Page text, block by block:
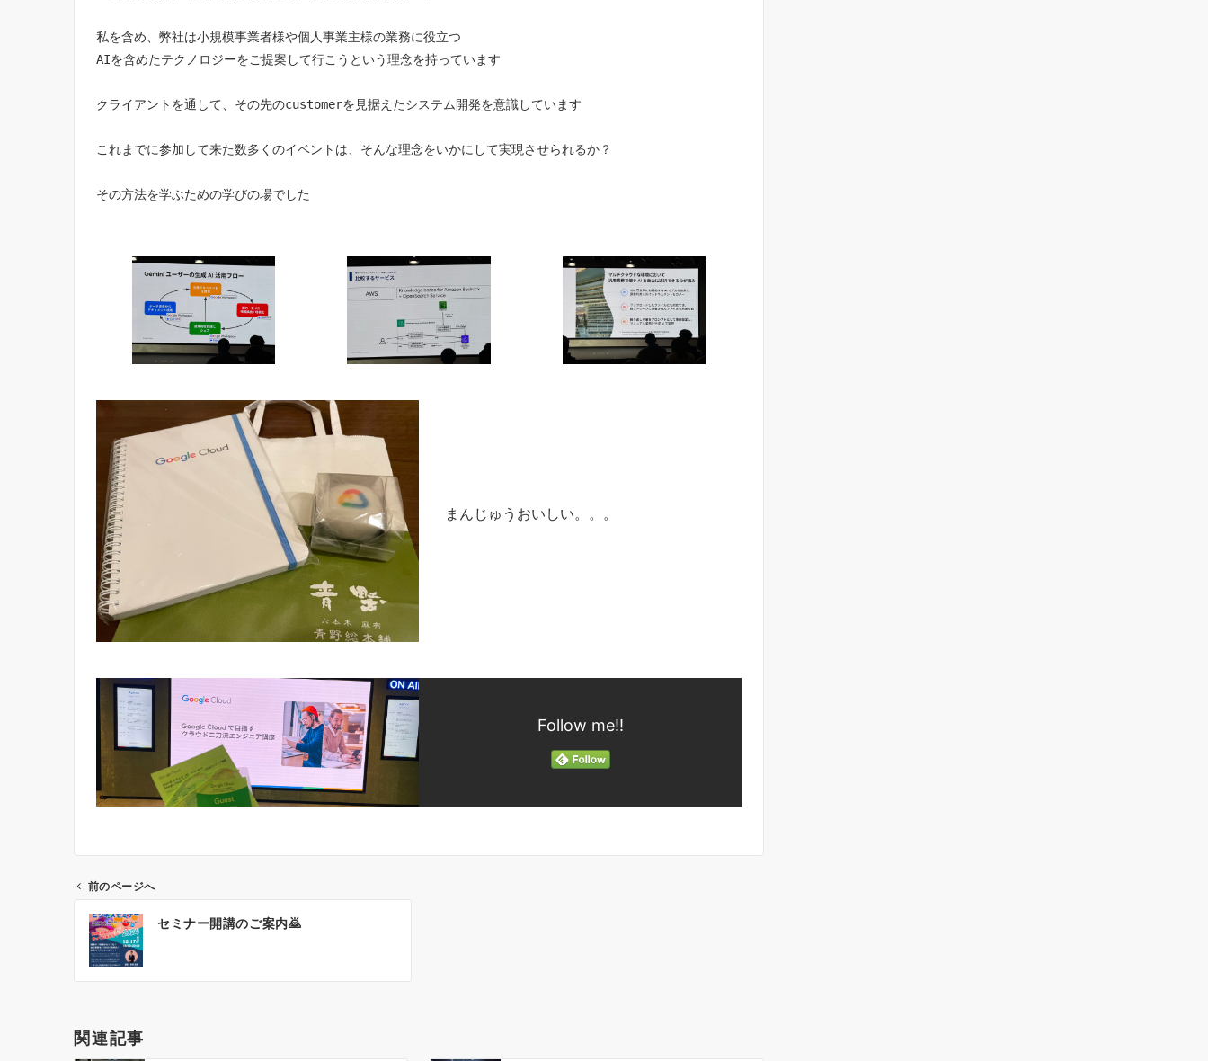
私を含め、弊社は小規模事業者様や個人事業主様の業務に役立つ
AIを含めたテクノロジーをご提案して行こうという理念を持っています
クライアントを通して、その先のcustomerを見据えたシステム開発を意識しています
これまでに参加して来た数多くのイベントは、そんな理念をいかにして実現させられるか？
その方法を学ぶための学びの場でした
まんじゅうおいしい。。。
Follow me!!
シ
前のページへ
セミナー開講のご案内🙇
関連記事